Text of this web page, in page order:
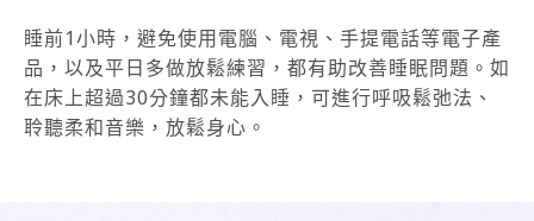
睡前1小時，避免使用電腦、電視、手提電話等電子產
品，以及平日多做放鬆練習，都有助改善睡眠問題。如
在床上超過30分鐘都未能入睡，可進行呼吸鬆弛法、
聆聽柔和音樂，放鬆身心。